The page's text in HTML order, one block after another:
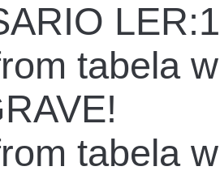
tabela
tabela